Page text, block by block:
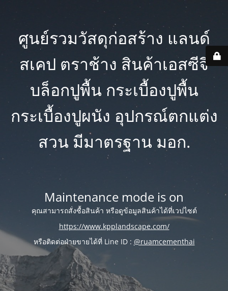
ศูนย์รวมวัสดุก่อสร้าง แลนด์
สเคป ตราช้าง สินค้าเอสซีจี
บล็อกปูพื้น กระเบื้องปูพื้น
กระเบื้องปูผนัง อุปกรณ์ตกแต่ง
สวน มีมาตรฐาน มอก.
Maintenance mode is on
คุณสามารถสั่งซื้อสินค้า หรือดูข้อมูลสินค้าได้ที่เวปไซต์
https://www.kpplandscape.com/
หรือติดต่อฝ่ายขายได้ที่ Line ID : @ruamcementhai